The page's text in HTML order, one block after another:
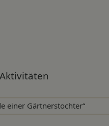
einer Gärtnerstochter“